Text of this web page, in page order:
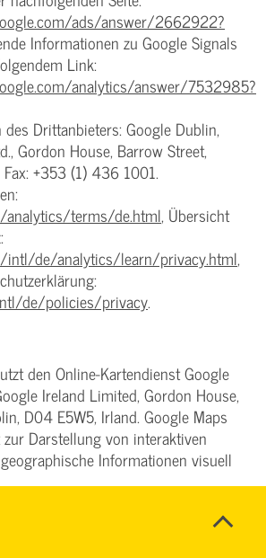
ads/answer/2662922?
Informationen zu Google Signals
Link:
analytics/answer/7532985?
Drittanbieters: Google Dublin,
Gordon House, Barrow Street,
+353 (1) 436 1001.
analytics/terms/de.html, Übersicht
intl/de/analytics/learn/privacy.html,
de/policies/privacy.
den Online-Kartendienst Google
Ireland Limited, Gordon House,
D04 E5W5, Irland. Google Maps
Darstellung von interaktiven
Informationen visuell
derjenigen Unterseiten, in die